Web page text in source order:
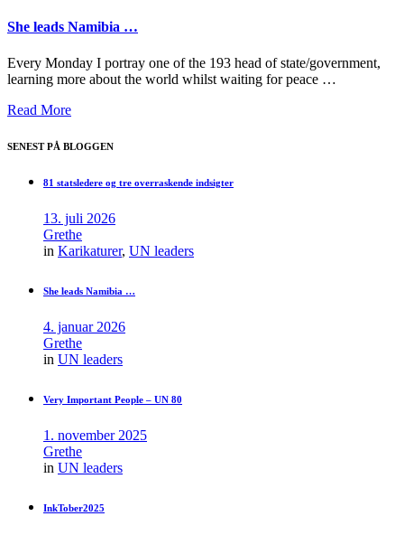
She leads Namibia …
Every Monday I portray one of the 193 head of state/government,
learning more about the world whilst waiting for peace …
Read More
SENEST PÅ BLOGGEN
81 statsledere og tre overraskende indsigter
13. juli 2026
Grethe
in Karikaturer, UN leaders
She leads Namibia …
4. januar 2026
Grethe
in UN leaders
Very Important People – UN 80
1. november 2025
Grethe
in UN leaders
InkTober2025